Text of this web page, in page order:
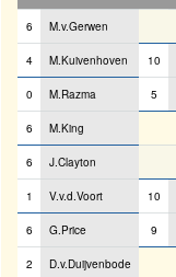
6 M.v.Gerwen
4 M.Kuivenhoven 10
0 M.Razma 5
6 M.King
6 J.Clayton
1 V.v.d.Voort 10
6 G.Price 9
2 D.v.Duijvenbode